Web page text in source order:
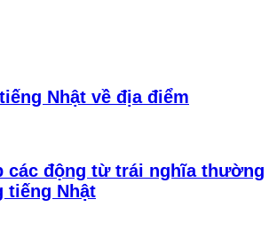
Nhật về địa điểm
các động từ trái nghĩa thường
tiếng Nhật